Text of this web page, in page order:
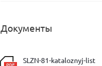
Документы
SLZN-81-kataloznyj-list